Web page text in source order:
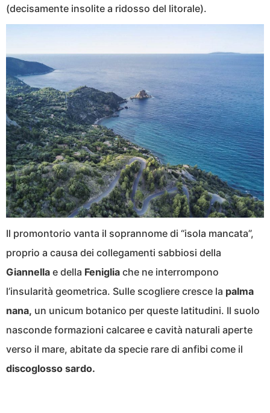
(decisamente insolite a ridosso del litorale).
Il promontorio vanta il soprannome di “isola mancata”,
proprio a causa dei collegamenti sabbiosi della
Giannella e della Feniglia che ne interrompono
l’insularità geometrica. Sulle scogliere cresce la palma
nana, un unicum botanico per queste latitudini. Il suolo
nasconde formazioni calcaree e cavità naturali aperte
verso il mare, abitate da specie rare di anfibi come il
discoglosso sardo.